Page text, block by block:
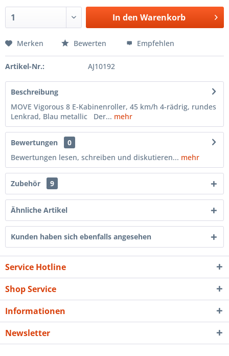
In den Warenkorb
Merken Bewerten Empfehlen
Artikel-Nr.: AJ10192
Beschreibung
MOVE Vigorous 8 E-Kabinenroller, 45 km/h 4-rädrig, rundes
Lenkrad, Blau metallic Der... mehr
Bewertungen
0
Bewertungen lesen, schreiben und diskutieren... mehr
Zubehör 9
Ähnliche Artikel
Kunden haben sich ebenfalls angesehen
Service Hotline
Shop Service
Informationen
Newsletter